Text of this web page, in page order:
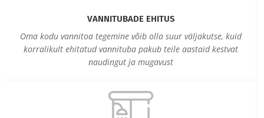
VANNITUBADE EHITUS
Oma kodu vannitoa tegemine võib olla suur väljakutse, kuid
korralikult ehitatud vannituba pakub teile aastaid kestvat
naudingut ja mugavust